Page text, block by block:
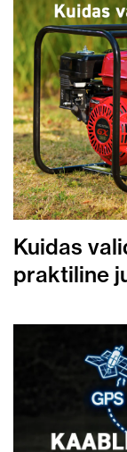
Kuidas
praktiline